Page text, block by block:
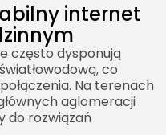
internet
często dysponują
co
Na terenach
aglomeracji
do rozwiązań